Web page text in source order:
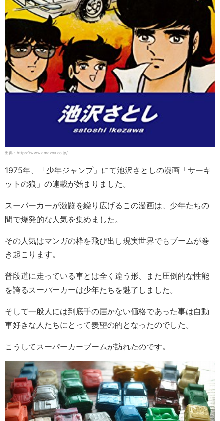
出典：https://www.amazon.co.jp/
1975年、「少年ジャンプ」にて池沢さとしの漫画「サーキ
ットの狼」の連載が始まりました。
スーパーカーが激闘を繰り広げるこの漫画は、少年たちの
間で爆発的な人気を集めました。
その人気はマンガの枠を飛び出し現実世界でもブームが巻
き起こります。
普段道に走っている車とは全く違う形、また圧倒的な性能
を誇るスーパーカーは少年たちを魅了しました。
そして一般人には到底手の届かない価格であった事は自動
車好きな人たちにとって羨望の的となったのでした。
こうしてスーパーカーブームが訪れたのです。